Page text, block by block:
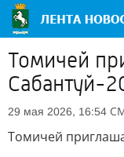
Томичей
Сабантуй-
29 мая 2026, 16:54
Томичей